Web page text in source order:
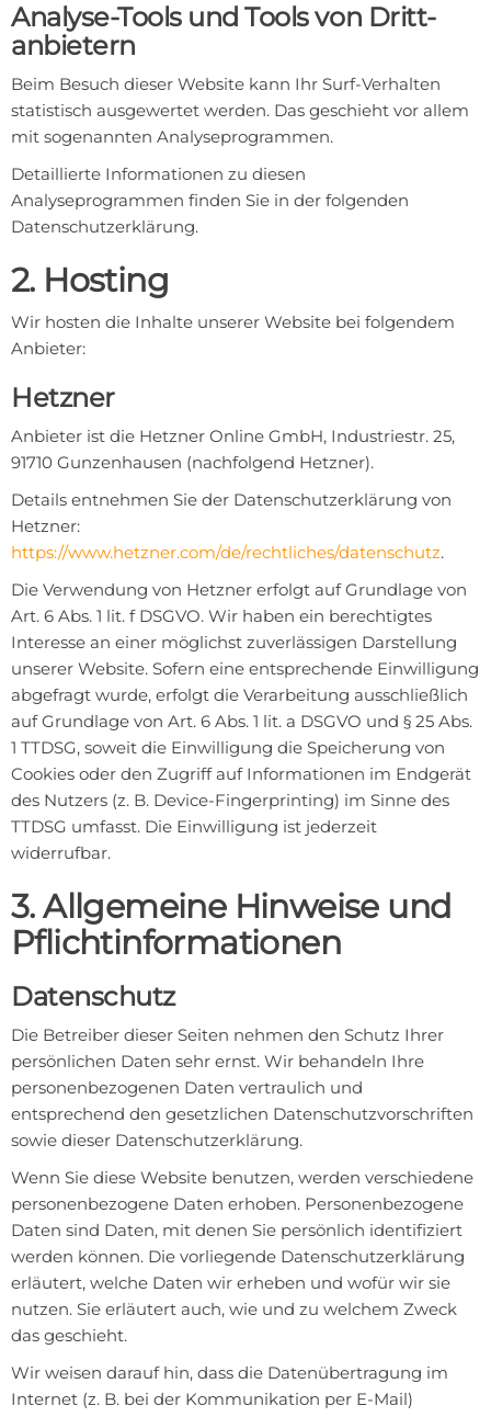
Analyse-Tools und Tools von Dritt­
anbietern
Beim Besuch dieser Website kann Ihr Surf-Verhalten
statistisch ausgewertet werden. Das geschieht vor allem
mit sogenannten Analyseprogrammen.
Detaillierte Informationen zu diesen
Analyseprogrammen finden Sie in der folgenden
Datenschutzerklärung.
2. Hosting
Wir hosten die Inhalte unserer Website bei folgendem
Anbieter:
Hetzner
Anbieter ist die Hetzner Online GmbH, Industriestr. 25,
91710 Gunzenhausen (nachfolgend Hetzner).
Details entnehmen Sie der Datenschutzerklärung von
Hetzner:
https://www.hetzner.com/de/rechtliches/datenschutz.
Die Verwendung von Hetzner erfolgt auf Grundlage von
Art. 6 Abs. 1 lit. f DSGVO. Wir haben ein berechtigtes
Interesse an einer möglichst zuverlässigen Darstellung
unserer Website. Sofern eine entsprechende Einwilligung
abgefragt wurde, erfolgt die Verarbeitung ausschließlich
auf Grundlage von Art. 6 Abs. 1 lit. a DSGVO und § 25 Abs.
1 TTDSG, soweit die Einwilligung die Speicherung von
Cookies oder den Zugriff auf Informationen im Endgerät
des Nutzers (z. B. Device-Fingerprinting) im Sinne des
TTDSG umfasst. Die Einwilligung ist jederzeit
widerrufbar.
3. Allgemeine Hinweise und
Pflicht­informationen
Datenschutz
Die Betreiber dieser Seiten nehmen den Schutz Ihrer
persönlichen Daten sehr ernst. Wir behandeln Ihre
personenbezogenen Daten vertraulich und
entsprechend den gesetzlichen Datenschutzvorschriften
sowie dieser Datenschutzerklärung.
Wenn Sie diese Website benutzen, werden verschiedene
personenbezogene Daten erhoben. Personenbezogene
Daten sind Daten, mit denen Sie persönlich identifiziert
werden können. Die vorliegende Datenschutzerklärung
erläutert, welche Daten wir erheben und wofür wir sie
nutzen. Sie erläutert auch, wie und zu welchem Zweck
das geschieht.
Wir weisen darauf hin, dass die Datenübertragung im
Internet (z. B. bei der Kommunikation per E-Mail)